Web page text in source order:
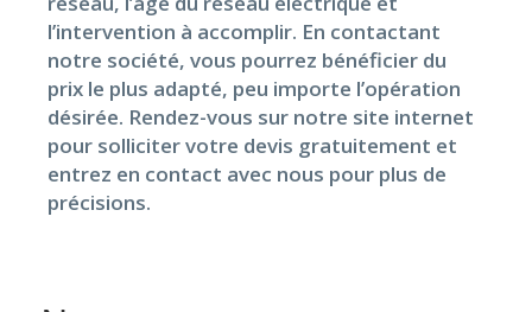
l’intervention à accomplir. En contactant
notre société, vous pourrez bénéficier du
prix le plus adapté, peu importe l’opération
désirée. Rendez-vous sur notre site internet
pour solliciter votre devis gratuitement et
entrez en contact avec nous pour plus de
précisions.